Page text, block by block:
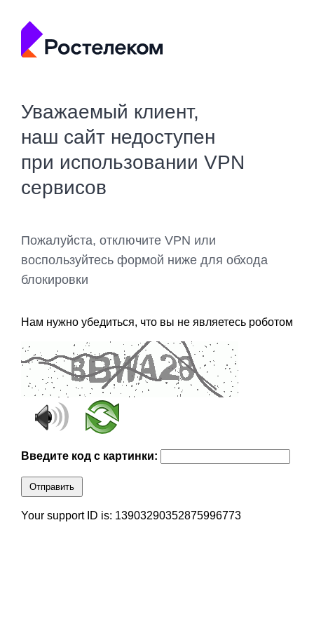
Уважаемый клиент,
наш сайт недоступен
при использовании VPN
сервисов
Пожалуйста, отключите VPN или
воспользуйтесь формой ниже для обхода
блокировки
Нам нужно убедиться, что вы не являетесь роботом
Введите код с картинки:
Отправить
Your support ID is: 13903290352875996773